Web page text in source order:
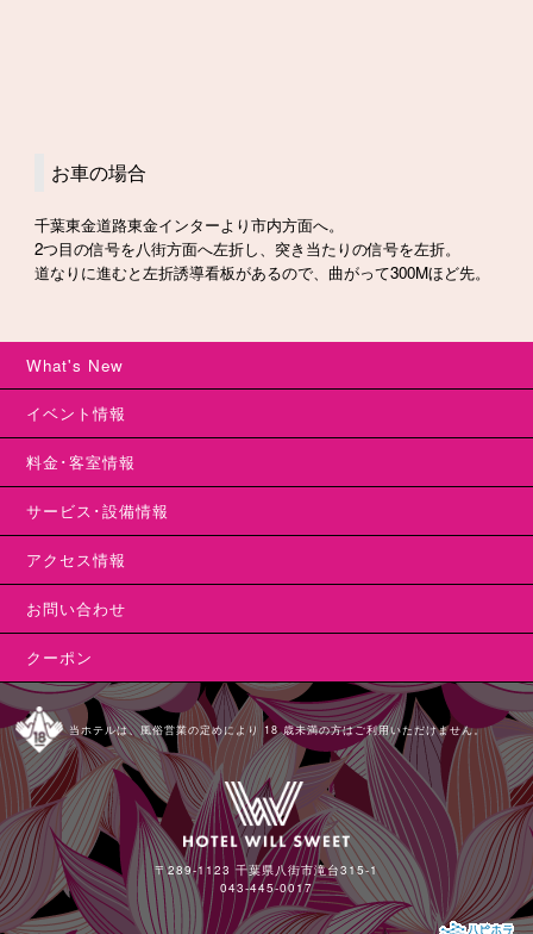
お車の場合
千葉東金道路東金インターより市内方面へ。
2つ目の信号を八街方面へ左折し、突き当たりの信号を左折。
道なりに進むと左折誘導看板があるので、曲がって300Mほど先。
What's New
イベント情報
料金･客室情報
サービス･設備情報
アクセス情報
お問い合わせ
クーポン
当ホテルは、風俗営業の定めにより 18 歳未満の方はご利用いただけません。
〒289-1123 千葉県八街市滝台315-1
043-445-0017